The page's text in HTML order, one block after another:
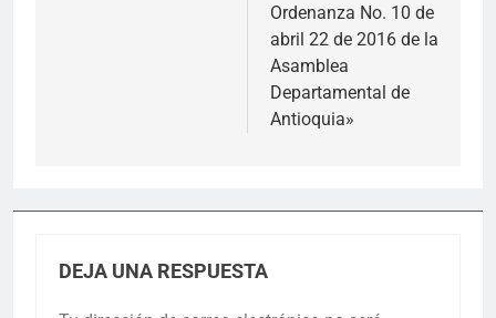
Ordenanza No. 10 de
abril 22 de 2016 de la
Asamblea
Departamental de
Antioquia»
DEJA UNA RESPUESTA